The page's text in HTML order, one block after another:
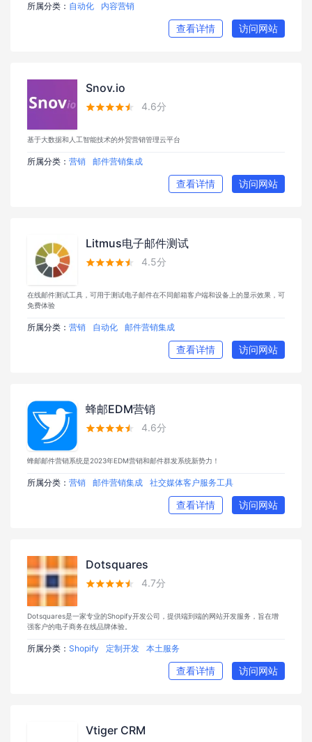
所属分类： 自动化 内容营销
查看详情 访问网站
Snov.io
 4.6分
基于大数据和人工智能技术的外贸营销管理云平台
所属分类： 营销 邮件营销集成
查看详情 访问网站
Litmus电子邮件测试
 4.5分
在线邮件测试工具，可用于测试电子邮件在不同邮箱客户端和设备上的显示效果，可
免费体验
所属分类： 营销 自动化 邮件营销集成
查看详情 访问网站
蜂邮EDM营销
 4.6分
蜂邮邮件营销系统是2023年EDM营销和邮件群发系统新势力！
所属分类： 营销 邮件营销集成 社交媒体客户服务工具
查看详情 访问网站
Dotsquares
 4.7分
Dotsquares是一家专业的Shopify开发公司，提供端到端的网站开发服务，旨在增
强客户的电子商务在线品牌体验。
所属分类： Shopify 定制开发 本土服务
查看详情 访问网站
Vtiger CRM